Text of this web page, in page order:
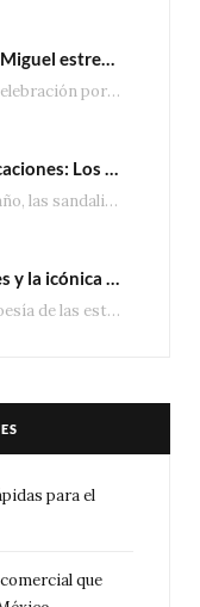
Como parte de la celebración por sus primeros 100 años enMéxico, Coca-Cola presenta hoy el…
Entre el traje de baño, las sandalias, los lentes de sol y los looks que…
Fascinada por la poesía de las estrellas, la Maison Van Cleef & Arpels celebra la llegada de las…
para el
que